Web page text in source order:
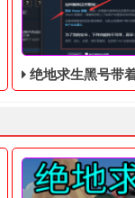
求生白号： 四无
2036年，世界上
绝地求生黑号带着